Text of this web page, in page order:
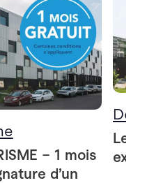
– 1 mois
d’un
Le